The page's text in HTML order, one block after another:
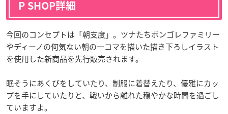
P SHOP詳細
今回のコンセプトは「朝支度」。ツナたちボンゴレファミリー
やディーノの何気ない朝の一コマを描いた描き下ろしイラスト
を使用した新商品を先行販売されます。
眠そうにあくびをしていたり、制服に着替えたり、優雅にカッ
プを手にしていたりと、戦いから離れた穏やかな時間を過ごし
ていますよ。